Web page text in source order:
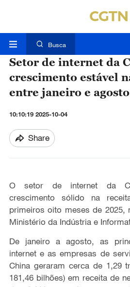
Busca
Setor de internet da
crescimento estável
entre janeiro e agosto
10:10:19 2025-10-04
Share
O setor de internet da
crescimento sólido na
primeiros oito meses de 2025,
Ministério da Indústria e
De janeiro a agosto, as
internet e as empresas de
China geraram cerca de 1,29
181,46 bilhões) em receita de